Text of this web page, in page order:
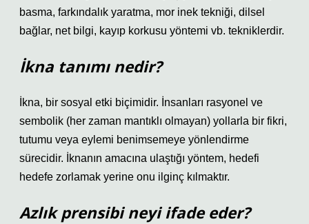
basma, farkındalık yaratma, mor inek tekniği, dilsel
bağlar, net bilgi, kayıp korkusu yöntemi vb. tekniklerdir.
İkna tanımı nedir?
İkna, bir sosyal etki biçimidir. İnsanları rasyonel ve
sembolik (her zaman mantıklı olmayan) yollarla bir fikri,
tutumu veya eylemi benimsemeye yönlendirme
sürecidir. İknanın amacına ulaştığı yöntem, hedefi
hedefe zorlamak yerine onu ilginç kılmaktır.
Azlık prensibi neyi ifade eder?